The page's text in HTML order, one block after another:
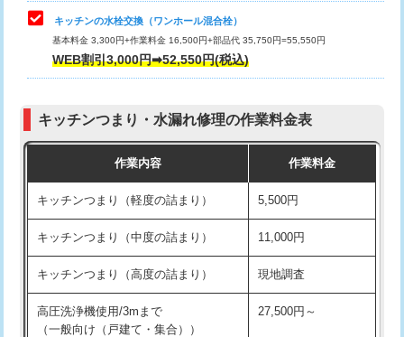
用（追加）/3ｍ超え)
給水管工事※（ライニング鋼管・銅
管・ポリ管・HT管使用/3ｍまで)
44,000円
管・ポリ管・HT管使用/3ｍ超え)
排水管工事（土の掘削・埋め戻し作
11,000円~
排水管工事（排水管工事/3ｍまで） 55,000円
排水管工事（追加 排水管工事/3ｍ超
+11,000円
マス交換（土の掘削・埋め戻し作業）
お風呂タンク脱着
その他部品の脱着
式・ワンホール）)
交換・取付(排水栓・排水トラップ
22,000円+材料費
キッチンの水栓交換（ワンホール混合栓）
基本料金 3,300円+作業料金 16,500円+部品代 35,750円=55,550円
WEB割引3,000円➡52,550円(税込)
キッチンつまり・水漏れ修理の作業料金表
作業内容 作業料金
キッチンつまり（軽度の詰まり） 5,500円
キッチンつまり（中度の詰まり） 11,000円
キッチンつまり（高度の詰まり） 現地調査
高圧洗浄機使用/3mまで
（一般向け（戸建て・集合））
27,500円～